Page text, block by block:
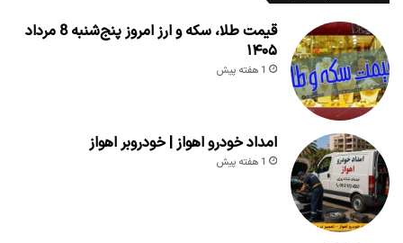
قیمت طلا، سکه و ارز امروز پنج‌شنبه 8 مرداد
۱۴۰۵
1 هفته پیش
امداد خودرو اهواز | خودروبر اهواز
1 هفته پیش